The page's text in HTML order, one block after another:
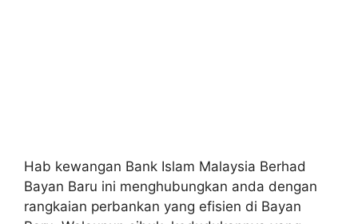
Hab kewangan Bank Islam Malaysia Berhad
Bayan Baru ini menghubungkan anda dengan
rangkaian perbankan yang efisien di Bayan